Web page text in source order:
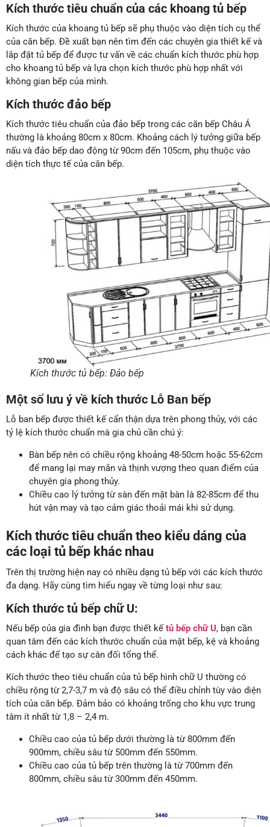
Kích thước tiêu chuẩn của các khoang tủ bếp
Kích thước của khoang tủ bếp sẽ phụ thuộc vào diện tích cụ thể
của căn bếp. Đề xuất bạn nên tìm đến các chuyên gia thiết kế và
lắp đặt tủ bếp để được tư vấn về các chuẩn kích thước phù hợp
cho khoang tủ bếp và lựa chọn kích thước phù hợp nhất với
không gian bếp của mình.
Kích thước đảo bếp
Kích thước tiêu chuẩn của đảo bếp trong các căn bếp Châu Á
thường là khoảng 80cm x 80cm. Khoảng cách lý tưởng giữa bếp
nấu và đảo bếp dao động từ 90cm đến 105cm, phụ thuộc vào
diện tích thực tế của căn bếp.
Kích thước tủ bếp: Đảo bếp
Một số lưu ‎‎ý về kích thước Lỗ Ban bếp
Lỗ ban bếp được thiết kế cẩn thận dựa trên phong thủy, với các
tỷ lệ kích thước chuẩn mà gia chủ cần chú ý:
Bàn bếp nên có chiều rộng khoảng 48-50cm hoặc 55-62cm
để mang lại may mắn và thịnh vượng theo quan điểm của
chuyên gia phong thủy.
Chiều cao lý tưởng từ sàn đến mặt bàn là 82-85cm để thu
hút vận may và tạo cảm giác thoải mái khi sử dụng.
Kích thước tiêu chuẩn theo kiểu dáng của
các loại tủ bếp khác nhau
Trên thị trường hiện nay có nhiều dạng tủ bếp với các kích thước
đa dạng. Hãy cùng tìm hiểu ngay về từng loại như sau:
Kích thước tủ bếp chữ U:
Nếu bếp của gia đình bạn được thiết kếtủ bếp chữ U, bạn cần
quan tâm đến các kích thước chuẩn của mặt bếp, kệ và khoảng
cách khác để tạo sự cân đối tổng thể.
Kích thước theo tiêu chuẩn của tủ bếp hình chữ U thường có
chiều rộng từ 2,7-3,7 m và độ sâu có thể điều chỉnh tùy vào diện
tích của căn bếp. Đảm bảo có khoảng trống cho khu vực trung
tâm ít nhất từ 1,8 – 2,4 m.
Chiều cao của tủ bếp dưới thường là từ 800mm đến
900mm, chiều sâu từ 500mm đến 550mm.
Chiều cao của tủ bếp trên thường là từ 700mm đến
800mm, chiều sâu từ 300mm đến 450mm.